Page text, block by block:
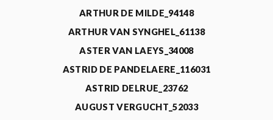
ARTHUR DE MILDE_94148
ARTHUR VAN SYNGHEL_61138
ASTER VAN LAEYS_34008
ASTRID DE PANDELAERE_116031
ASTRID DELRUE_23762
AUGUST VERGUCHT_52033